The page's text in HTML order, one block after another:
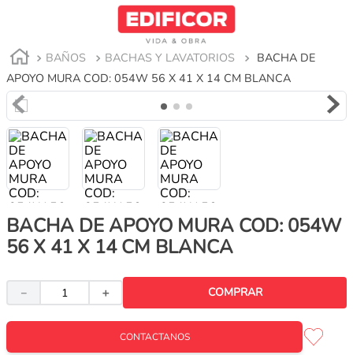
BAÑOS BACHAS Y LAVATORIOS
BACHA DE
APOYO MURA COD: 054W 56 X 41 X 14 CM BLANCA
BACHA DE APOYO MURA COD: 054W
56 X 41 X 14 CM BLANCA
＋
－ COMPRAR
CONTACTANOS